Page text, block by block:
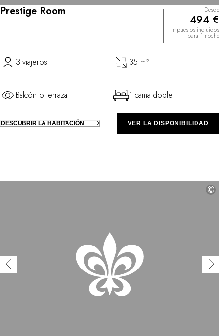
Prestige Room Desde
494 €
Impuestos incluidos
para 1 noche
3 viajeros 35 m²
Balcón o terraza 1 cama doble
DESCUBRIR LA HABITACIÓN VER LA DISPONIBILIDAD
©